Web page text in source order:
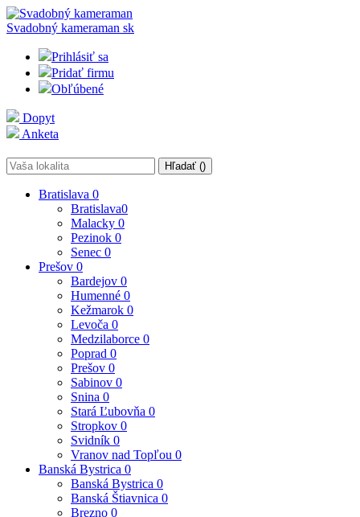
Svadobný kameraman sk
Prihlásiť sa
Pridať firmu
Obľúbené
Dopyt
Anketa
Hľadať ()
Bratislava 0
Bratislava0
Malacky 0
Pezinok 0
Senec 0
Prešov 0
Bardejov 0
Humenné 0
Kežmarok 0
Levoča 0
Medzilaborce 0
Poprad 0
Prešov 0
Sabinov 0
Snina 0
Stará Ľubovňa 0
Stropkov 0
Svidník 0
Vranov nad Topľou 0
Banská Bystrica 0
Banská Bystrica 0
Banská Štiavnica 0
Brezno 0